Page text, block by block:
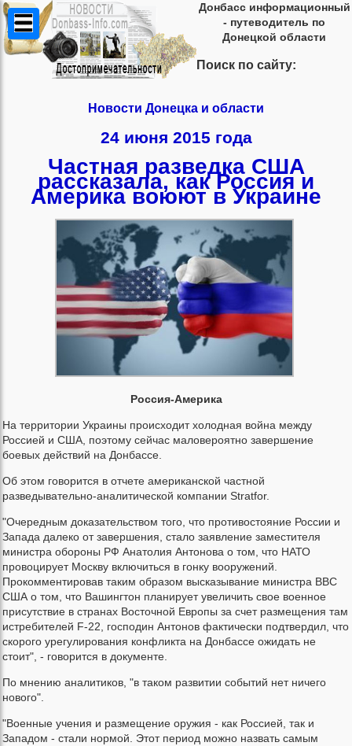
Донбасс информационный
- путеводитель по
Донецкой области
Поиск по сайту:
Новости Донецка и области
24 июня 2015 года
Частная разведка США
рассказала, как Россия и
Америка воюют в Украине
Россия-Америка
На территории Украины происходит холодная война между
Россией и США, поэтому сейчас маловероятно завершение
боевых действий на Донбассе.
Об этом говорится в отчете американской частной
разведывательно-аналитической компании Stratfor.
"Очередным доказательством того, что противостояние России и
Запада далеко от завершения, стало заявление заместителя
министра обороны РФ Анатолия Антонова о том, что НАТО
провоцирует Москву включиться в гонку вооружений.
Прокомментировав таким образом высказывание министра ВВС
США о том, что Вашингтон планирует увеличить свое военное
присутствие в странах Восточной Европы за счет размещения там
истребителей F-22, господин Антонов фактически подтвердил, что
скорого урегулирования конфликта на Донбассе ожидать не
стоит", - говорится в документе.
По мнению аналитиков, "в таком развитии событий нет ничего
нового".
"Военные учения и размещение оружия - как Россией, так и
Западом - стали нормой. Этот период можно назвать самым